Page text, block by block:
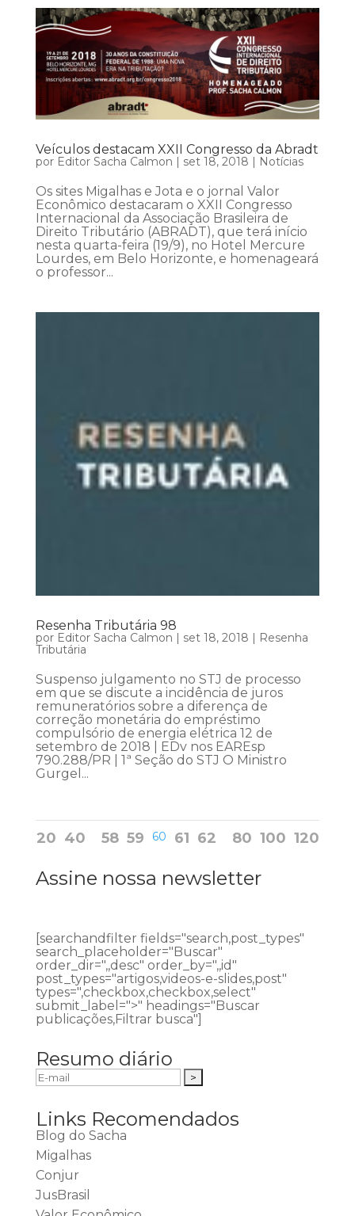
Veículos destacam XXII Congresso da Abradt
por Editor Sacha Calmon | set 18, 2018 | Notícias
Os sites Migalhas e Jota e o jornal Valor
Econômico destacaram o XXII Congresso
Internacional da Associação Brasileira de
Direito Tributário (ABRADT), que terá início
nesta quarta-feira (19/9), no Hotel Mercure
Lourdes, em Belo Horizonte, e homenageará
o professor...
Resenha Tributária 98
por Editor Sacha Calmon set 18, 2018
Resenha
Tributária
Suspenso julgamento no STJ de processo
em que se discute a incidência de juros
remuneratórios sobre a diferença de
correção monetária do empréstimo
compulsório de energia elétrica 12 de
setembro de 2018 | EDv nos EAREsp
790.288/PR | 1ª Seção do STJ O Ministro
Gurgel...
20 40 58 59 60 61 62 80 100 120
Assine nossa newsletter
[searchandfilter fields="search,post_types"
search_placeholder="Buscar"
order_dir=",,desc" order_by=",,id"
post_types="artigos,videos-e-slides,post"
types=",checkbox,checkbox,select"
submit_label=">" headings="Buscar
publicações,Filtrar busca"]
Resumo diário
Links Recomendados
Blog do Sacha
Migalhas
Conjur
JusBrasil